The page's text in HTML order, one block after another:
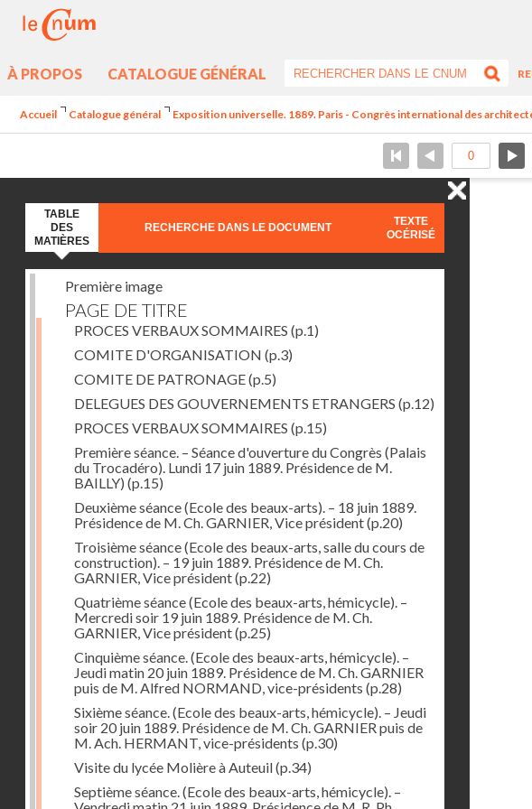
À PROPOS CATALOGUE GÉNÉRAL
Accueil Catalogue général Exposition universelle. 1889. Paris - Congrès international des
TABLE
DES
MATIÈRES
RECHERCHE DANS LE DOCUMENT
TEXTE
OCÉRISÉ
Première image
PAGE DE TITRE
PROCES VERBAUX SOMMAIRES (p.1)
COMITE D'ORGANISATION (p.3)
COMITE DE PATRONAGE(p.5)
DELEGUES DES GOUVERNEMENTS ETRANGERS (p.12)
PROCES VERBAUX SOMMAIRES (p.15)
Première séance. – Séance d'ouverture du Congrès (Palais
du Trocadéro). Lundi 17 juin 1889. Présidence de M.
BAILLY) (p.15)
Deuxième séance (Ecole des beaux-arts). – 18 juin 1889.
Présidence de M. Ch. GARNIER, Vice président(p.20)
Troisième séance (Ecole des beaux-arts, salle du cours de
construction). – 19 juin 1889. Présidence de M. Ch.
GARNIER, Vice président(p.22)
Quatrième séance (Ecole des beaux-arts, hémicycle). –
Mercredi soir 19 juin 1889. Présidence de M. Ch.
GARNIER, Vice président(p.25)
Cinquième séance. (Ecole des beaux-arts, hémicycle). –
Jeudi matin 20 juin 1889. Présidence de M. Ch. GARNIER
puis de M. Alfred NORMAND, vice-présidents (p.28)
Sixième séance. (Ecole des beaux-arts, hémicycle). – Jeudi
soir 20 juin 1889. Présidence de M. Ch. GARNIER puis de
M. Ach. HERMANT, vice-présidents (p.30)
Visite du lycée Molière à Auteuil(p.34)
Septième séance. (Ecole des beaux-arts, hémicycle). –